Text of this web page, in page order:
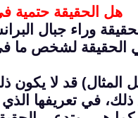
هل الحقيقة حتمية
وراء جبال
الحقيقة لشخص ما
المثال) قد لا
في تعريفها